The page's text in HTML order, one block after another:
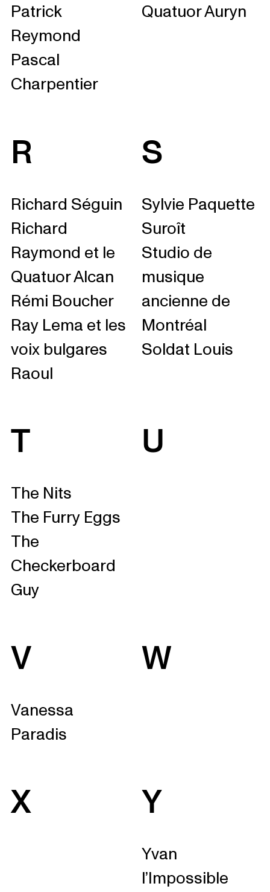
Patrick
Reymond
Pascal
Charpentier
Quatuor Auryn
R
Richard Séguin
Richard
Raymond et le
Quatuor Alcan
Rémi Boucher
Ray Lema et les
voix bulgares
Raoul
S
Sylvie Paquette
Suroît
Studio de
musique
ancienne de
Montréal
Soldat Louis
T
The Nits
The Furry Eggs
The
Checkerboard
Guy
U
V
Vanessa
Paradis
W
X Y
Yvan
l’Impossible